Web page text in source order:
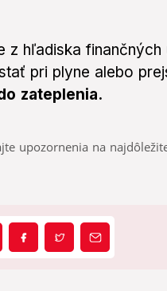
z hľadiska
pri plyne alebo
zateplenia.
upozornenia na